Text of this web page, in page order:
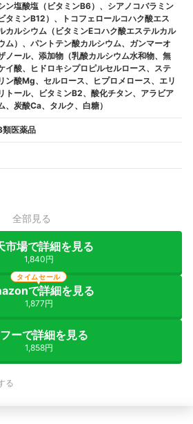
ン塩酸塩（ビタミンB6）、シアノコバラミン
ビタミンB12）、トコフェロールコハク酸エス
カルシウム（ビタミンEコハク酸エステルカル
ム）、パントテン酸カルシウム、ガンマーオ
ノール、添加物（乳酸カルシウム水和物、無
イ酸、ヒドロキシプロピルセルロース、ステ
ン酸Mg、セルロース、ヒプロメロース、エリ
トール、ビタミンB2、酸化チタン、アラビア
、炭酸Ca、タルク、白糖）
類医薬品
全部見る
市場で詳細を見る
1,840円
で詳細を見る
1,877円
タイムセール
ーで詳細を見る
1,858円
る